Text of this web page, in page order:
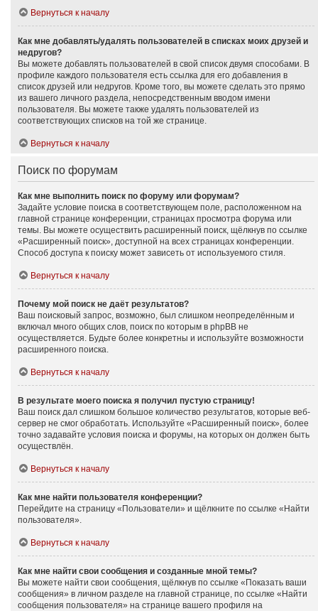
Вернуться к началу
Как мне добавлять/удалять пользователей в списках моих друзей и
недругов?
Вы можете добавлять пользователей в свой список двумя способами. В
профиле каждого пользователя есть ссылка для его добавления в
список друзей или недругов. Кроме того, вы можете сделать это прямо
из вашего личного раздела, непосредственным вводом имени
пользователя. Вы можете также удалять пользователей из
соответствующих списков на той же странице.
Вернуться к началу
Поиск по форумам
Как мне выполнить поиск по форуму или форумам?
Задайте условие поиска в соответствующем поле, расположенном на
главной странице конференции, страницах просмотра форума или
темы. Вы можете осуществить расширенный поиск, щёлкнув по ссылке
«Расширенный поиск», доступной на всех страницах конференции.
Способ доступа к поиску может зависеть от используемого стиля.
Вернуться к началу
Почему мой поиск не даёт результатов?
Ваш поисковый запрос, возможно, был слишком неопределённым и
включал много общих слов, поиск по которым в phpBB не
осуществляется. Будьте более конкретны и используйте возможности
расширенного поиска.
Вернуться к началу
В результате моего поиска я получил пустую страницу!
Ваш поиск дал слишком большое количество результатов, которые веб-
сервер не смог обработать. Используйте «Расширенный поиск», более
точно задавайте условия поиска и форумы, на которых он должен быть
осуществлён.
Вернуться к началу
Как мне найти пользователя конференции?
Перейдите на страницу «Пользователи» и щёлкните по ссылке «Найти
пользователя».
Вернуться к началу
Как мне найти свои сообщения и созданные мной темы?
Вы можете найти свои сообщения, щёлкнув по ссылке «Показать ваши
сообщения» в личном разделе на главной странице, по ссылке «Найти
сообщения пользователя» на странице вашего профиля на